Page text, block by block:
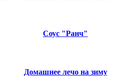
Соус "Ранч"
Домашнее лечо на зиму